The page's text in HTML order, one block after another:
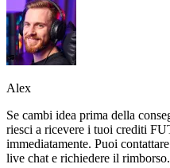
Alex
Se cambi idea prima della
riesci a ricevere i tuoi crediti
immediatamente. Puoi
live chat e richiedere il rimborso.